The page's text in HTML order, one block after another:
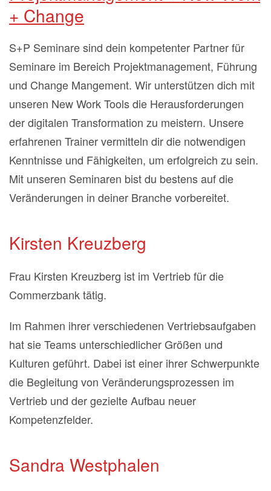
+ Change
S+P Seminare sind dein kompetenter Partner für
Seminare im Bereich Projektmanagement, Führung
und Change Mangement. Wir unterstützen dich mit
unseren New Work Tools die Herausforderungen
der digitalen Transformation zu meistern. Unsere
erfahrenen Trainer vermitteln dir die notwendigen
Kenntnisse und Fähigkeiten, um erfolgreich zu sein.
Mit unseren Seminaren bist du bestens auf die
Veränderungen in deiner Branche vorbereitet.
Kirsten Kreuzberg
Frau Kirsten Kreuzberg ist im Vertrieb für die
Commerzbank tätig.
Im Rahmen ihrer verschiedenen Vertriebsaufgaben
hat sie Teams unterschiedlicher Größen und
Kulturen geführt. Dabei ist einer ihrer Schwerpunkte
die Begleitung von Veränderungsprozessen im
Vertrieb und der gezielte Aufbau neuer
Kompetenzfelder.
Sandra Westphalen